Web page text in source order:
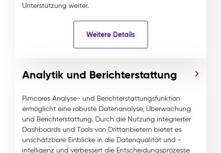
Unterstützung weiter.
Weitere Details
Analytik und Berichterstattung
Pimcores Analyse- und Berichterstattungsfunktion
ermöglicht eine robuste Datenanalyse, Überwachung
und Berichterstattung. Durch die Nutzung integrierter
Dashboards und Tools von Drittanbietern bietet es
unschätzbare Einblicke in die Datenqualität und -
intelligenz und verbessert die Entscheidungsprozesse